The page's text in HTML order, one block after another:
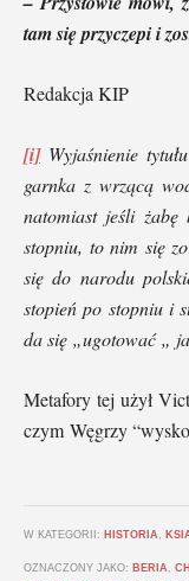
tam się przyczepi i
Redakcja KIP
[i]Wyjaśnienie
garnka z wrzącą
natomiast jeśli żabę
stopniu, to nim się
się do narodu
stopień po stopniu i
da się „ugotować „
Metafory tej użył
czym Węgrzy
W KATEGORII: HISTORIA
OZNACZONY JAKO: BERIA